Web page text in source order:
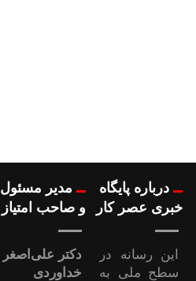
درباره پایگاه
خبری عصر کار
این رسانه در
سطح ملی به
مدیر مسئول
و صاحب امتیاز
دکتر علی‌اصغر
خداوردی